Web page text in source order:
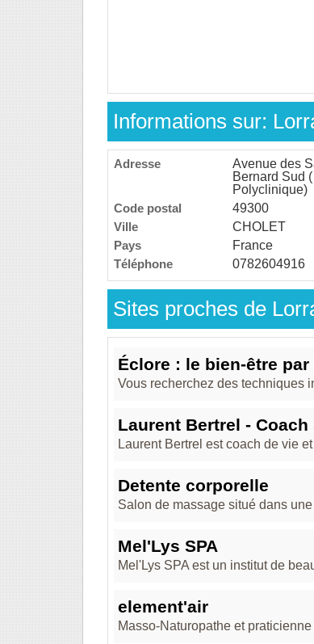
Informations sur:
Adresse
Avenue des
Bernard Sud
Polyclinique)
Code postal
49300
Ville
CHOLET
Pays
France
Téléphone
0782604916
Sites proches de
Éclore : le bien-être
Vous recherchez des techniques
Laurent Bertrel -
Laurent Bertrel est coach de vie
Detente corporelle
Salon de massage situé dans
Mel'Lys SPA
Mel'Lys SPA est un institut de
element'air
Masso-Naturopathe et